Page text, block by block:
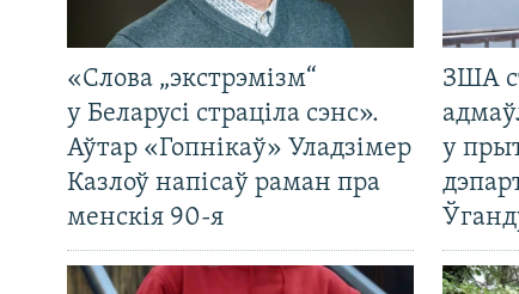
«Слова „экстрэмізм“
у Беларусі страціла сэнс».
Аўтар «Гопнікаў» Уладзімер
Казлоў напісаў раман пра
менскія 90-я
ЗША
у